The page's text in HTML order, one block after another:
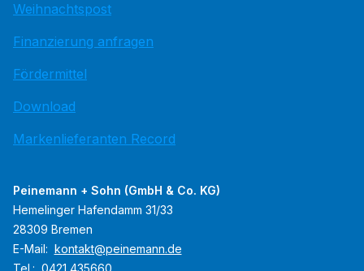
Weihnachtspost
Finanzierung anfragen
Fördermittel
Download
Markenlieferanten Record
Peinemann + Sohn (GmbH & Co. KG)
Hemelinger Hafendamm 31/33
28309 Bremen
E-Mail: kontakt@peinemann.de
Tel.: 0421 435660